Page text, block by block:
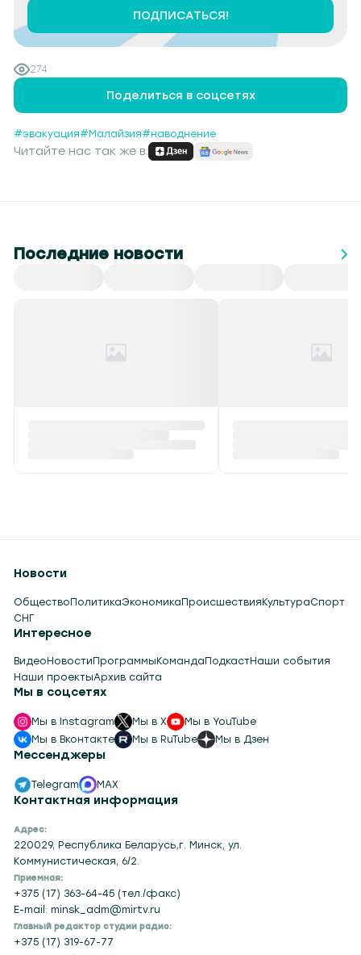
ПОДПИСАТЬСЯ!
274
Поделиться в соцсетях
#эвакуация#Малайзия#наводнение
Читайте нас так же в:
Последние новости
Контактная информация
Адрес:
220029, Республика Беларусь,г. Минск, ул.
Коммунистическая, 6/2.
Приемная:
+375 (17) 363-64-45 (тел./факс)
E-mail: minsk_adm@mirtv.ru
Главный редактор студии радио:
+375 (17) 319-67-77
Общество Происшествия Культура
Спорт
СНГ
Интересное
Видео Программы Команда Подкаст
Наши проекты
Архив сайта
Мы в соцсетях
Мы в Instagram
Мы в YouTube
Мы в Дзен
Мессенджеры
Telegram